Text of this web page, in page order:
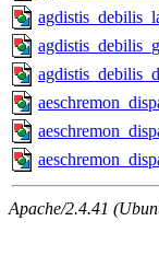
Apache/2.4.41